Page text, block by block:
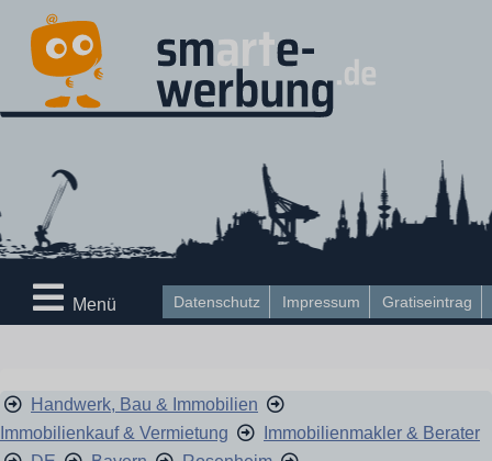
Datenschutz Impressum Gratiseintrag
Menü
Handwerk, Bau & Immobilien
Immobilienkauf & Vermietung
Immobilienmakler & Berater